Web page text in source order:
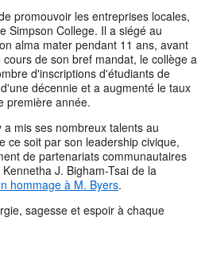
promouvoir les entreprises locales,
Simpson College. Il a siégé au
alma mater pendant 11 ans, avant
de son bref mandat, le collège a
d'inscriptions d'étudiants de
décennie et a augmenté le taux
première année.
mis ses nombreux talents au
ce soit par son leadership civique,
de partenariats communautaires
J. Bigham-Tsai de la
hommage à M. Byers.
sagesse et espoir à chaque